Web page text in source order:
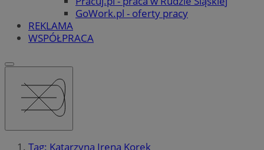
GoWork.pl - oferty pracy
REKLAMA
WSPÓŁPRACA
Tag: Katarzyna Irena Korek